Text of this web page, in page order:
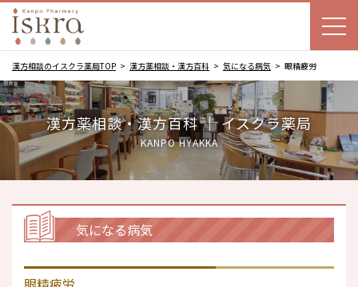
漢方相談のイスクラ薬局TOP 漢方薬相談・漢方百科 気になる病気 眼精疲労
漢方薬相談・漢方百科 ｜ イスクラ薬局
KANPO HYAKKA
気になる病気